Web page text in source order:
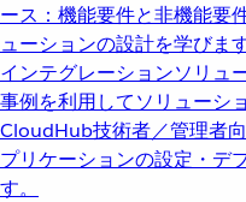
ース：機能要件と非機能要
ューションの設計を学びます
インテグレーションソリュ
事例を利用してソリューシ
CloudHub技術者／管理者
プリケーションの設定・デ
す。